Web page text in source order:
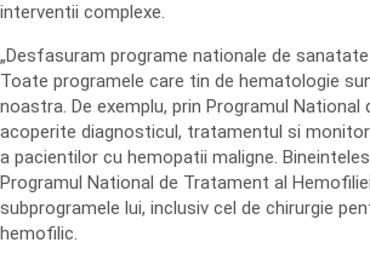
interventii complexe.
„Desfasuram programe nationale de
Toate programele care tin de hematologie
noastra. De exemplu, prin Programul National
acoperite diagnosticul, tratamentul si
a pacientilor cu hemopatii maligne.
Programul National de Tratament al
subprogramele lui, inclusiv cel de chirurgie
hemofilic.